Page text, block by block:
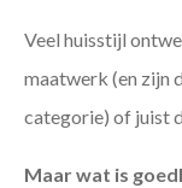
Veel huisstijl
maatwerk (en zijn
categorie) of juist
Maar wat is